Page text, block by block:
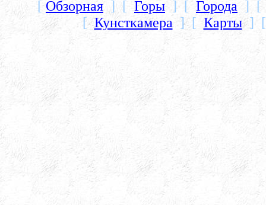
[Обзорная ] [ Горы] [ Города ]
[Кунсткамера ] [ Карты]